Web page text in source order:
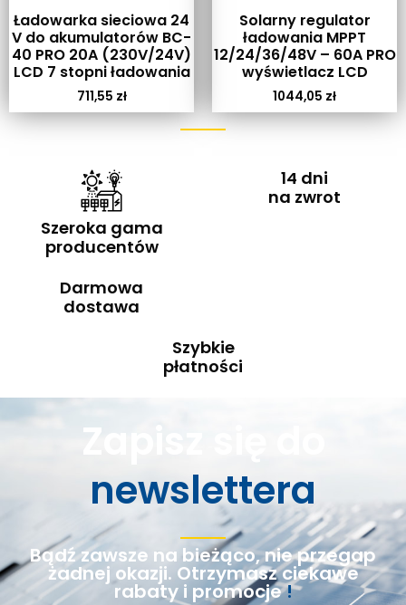
Ładowarka sieciowa 24
V do akumulatorów BC-
40 PRO 20A (230V/24V)
LCD 7 stopni ładowania
711,55 zł
Solarny regulator
ładowania MPPT
12/24/36/48V – 60A PRO
wyświetlacz LCD
1044,05 zł
Szeroka gama
producentów
14 dni
na zwrot
Darmowa
dostawa
Szybkie
płatności
Zapisz się do
newslettera
Bądź zawsze na bieżąco, nie przegap
żadnej okazji. Otrzymasz ciekawe
rabaty i promocje!